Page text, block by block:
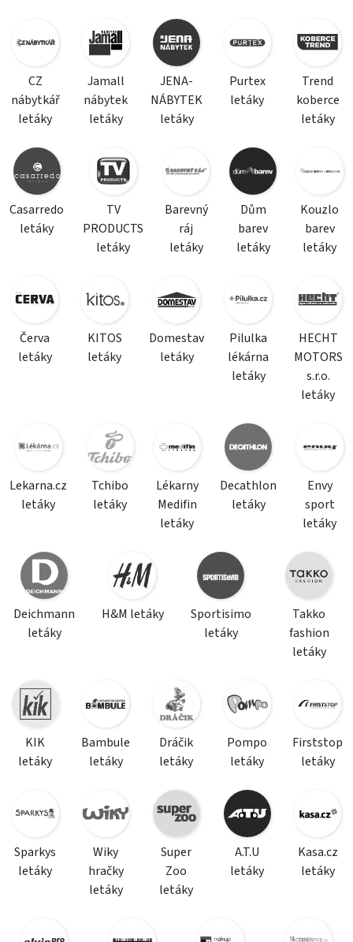
CZ
nábytkář
letáky
Jamall
nábytek
letáky
JENA-
NÁBYTEK
letáky
Purtex
letáky
Trend
koberce
letáky
Casarredo
letáky
TV
PRODUCTS
letáky
Barevný
ráj
letáky
Dům
barev
letáky
Kouzlo
barev
letáky
Červa
letáky
KITOS
letáky
Domestav
letáky
Pilulka
lékárna
letáky
HECHT
MOTORS
s.r.o.
letáky
Lekarna.cz
letáky
Tchibo
letáky
Lékarny
Medifin
letáky
Decathlon
letáky
Envy
sport
letáky
Deichmann
letáky
H&M letáky
Sportisimo
letáky
Takko
fashion
letáky
KIK
letáky
Bambule
letáky
Dráčik
letáky
Pompo
letáky
Firststop
letáky
Sparkys
letáky
Wiky
hračky
letáky
Super
Zoo
letáky
A.T.U
letáky
Kasa.cz
letáky